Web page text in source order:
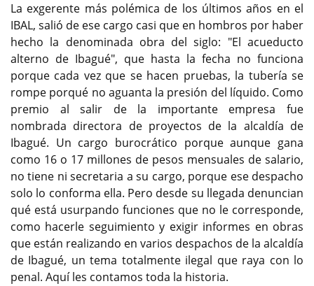
La exgerente más polémica de los últimos años en el
IBAL, salió de ese cargo casi que en hombros por haber
hecho la denominada obra del siglo: "El acueducto
alterno de Ibagué", que hasta la fecha no funciona
porque cada vez que se hacen pruebas, la tubería se
rompe porqué no aguanta la presión del líquido. Como
premio al salir de la importante empresa fue
nombrada directora de proyectos de la alcaldía de
Ibagué. Un cargo burocrático porque aunque gana
como 16 o 17 millones de pesos mensuales de salario,
no tiene ni secretaria a su cargo, porque ese despacho
solo lo conforma ella. Pero desde su llegada denuncian
qué está usurpando funciones que no le corresponde,
como hacerle seguimiento y exigir informes en obras
que están realizando en varios despachos de la alcaldía
de Ibagué, un tema totalmente ilegal que raya con lo
penal. Aquí les contamos toda la historia.